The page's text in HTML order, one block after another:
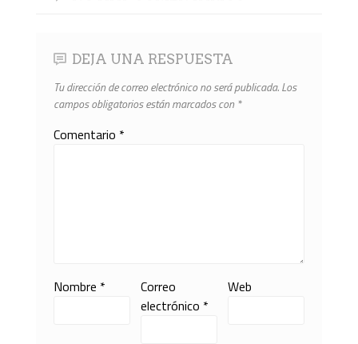
DEJA UNA RESPUESTA
Tu dirección de correo electrónico no será publicada.Los
campos obligatorios están marcados con *
Comentario *
Nombre *
Correo
electrónico *
Web